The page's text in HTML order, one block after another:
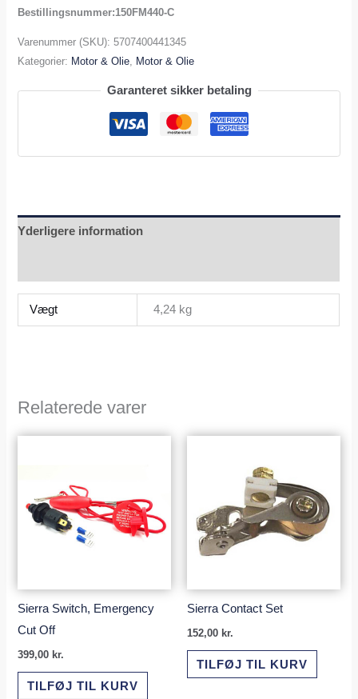
Bestillingsnummer:150FM440-C
Varenummer (SKU):5707400441345
Kategorier: Motor & Olie, Motor & Olie
Garanteret sikker betaling
Yderligere information
Vægt 4,24 kg
Relaterede varer
Sierra Switch, Emergency
Cut Off
399,00 kr.
TILFØJ TIL KURV
Sierra Contact Set
152,00 kr.
TILFØJ TIL KURV